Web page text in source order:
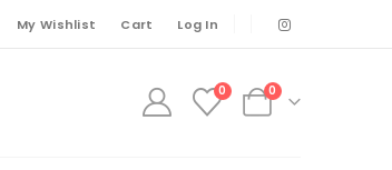
My Wishlist Cart Log In
0 0